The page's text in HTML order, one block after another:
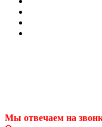
Мы отвечаем на